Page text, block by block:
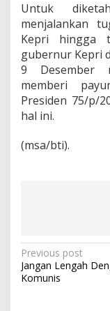
Untuk
menjalankan
Kepri hingga
gubernur Kepri
9 Desember
memberi
Presiden 75/p/
hal ini.
(msa/bti).
P
o
Previous post
Jangan Lengah
Komunis